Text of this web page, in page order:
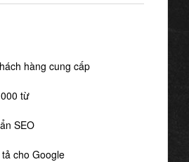
hàng cung cấp
từ
SEO
cho Google